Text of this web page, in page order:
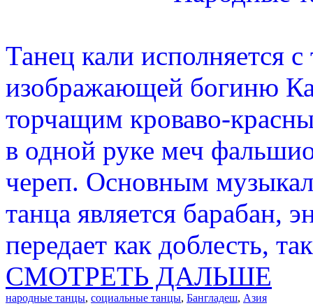
Танец кали исполняется
изображающей богиню
торчащим кроваво-
в одной руке меч
череп. Основным
танца является барабан,
передает как доблесть,
СМОТРЕТЬ ДАЛЬШЕ
народные танцы, социальные танцы, Бангладеш, Азия